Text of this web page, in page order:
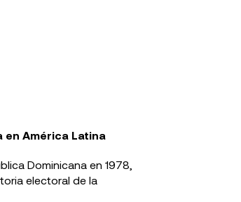
en América Latina
Dominicana en 1978,
electoral de la